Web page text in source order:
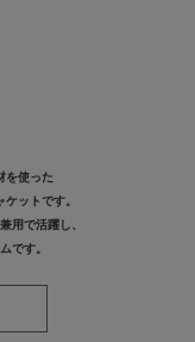
を使った
ットです。
用で活躍し、
です。